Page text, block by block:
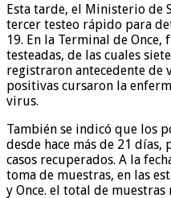
Esta tarde, el Ministerio de
tercer testeo rápido para
19. En la Terminal de Once,
testeadas, de las cuales
registraron antecedente de
positivas cursaron la
virus.
También se indicó que los
desde hace más de 21
casos recuperados. A la
toma de muestras, en las
y Once. el total de muestras